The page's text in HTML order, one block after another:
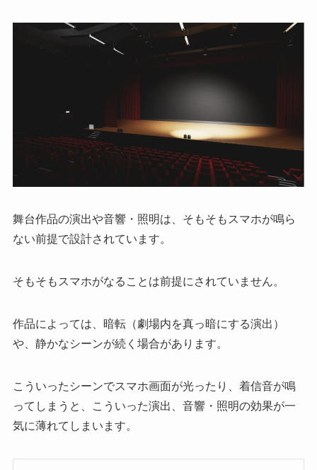
舞台作品の演出や音響・照明は、そもそもスマホが鳴ら
ない前提で設計されています。
そもそもスマホがなることは前提にされていません。
作品によっては、暗転（劇場内を真っ暗にする演出）
や、静かなシーンが続く場合があります。
こういったシーンでスマホ画面が光ったり、着信音が鳴
ってしまうと、こういった演出、音響・照明の効果が一
気に薄れてしまいます。